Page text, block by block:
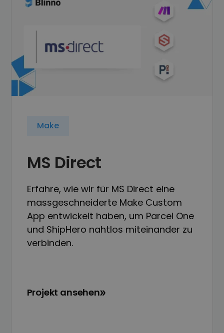
Make
MS Direct
Erfahre, wie wir für MS Direct eine
massgeschneiderte Make Custom
App entwickelt haben, um Parcel One
und ShipHero nahtlos miteinander zu
verbinden.
Projekt ansehen